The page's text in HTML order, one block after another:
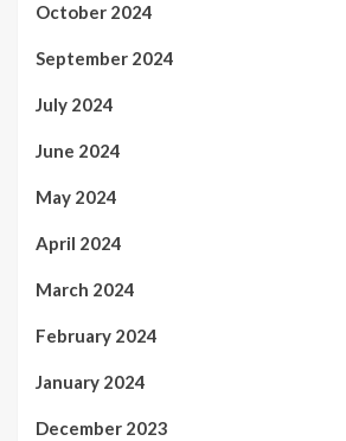
October 2024
September 2024
July 2024
June 2024
May 2024
April 2024
March 2024
February 2024
January 2024
December 2023